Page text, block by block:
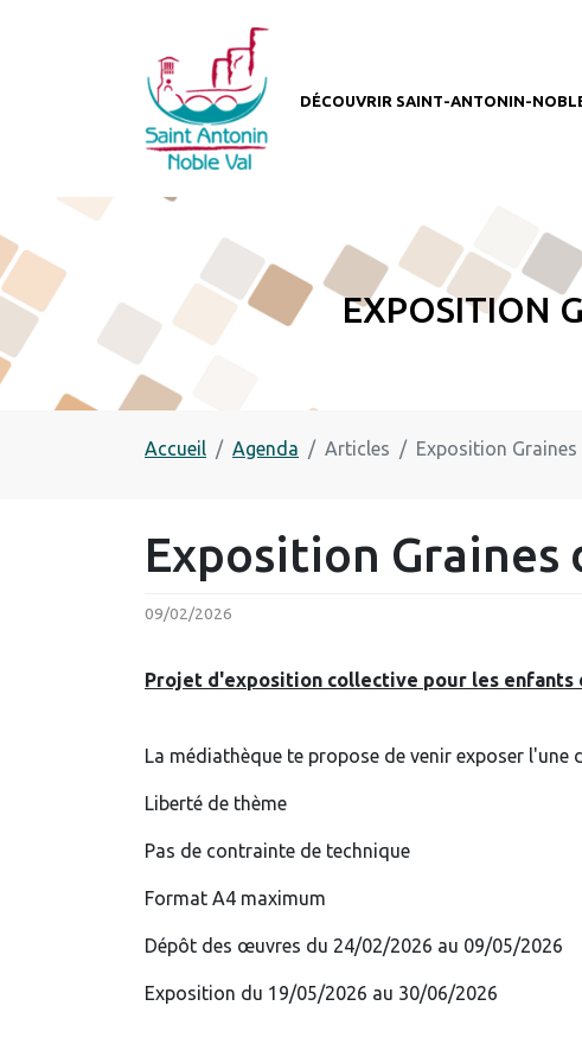
Découvrir Saint-Antonin-
Exposition
Accueil Agenda Articles Exposition
Exposition
09/02/2026
Projet d'exposition collective pour les enfants
La médiathèque te propose de venir exposer l'une
Liberté de thème
Pas de contrainte de technique
Format A4 maximum
Dépôt des œuvres du 24/02/2026 au 09/05/2026
Exposition du 19/05/2026 au 30/06/2026